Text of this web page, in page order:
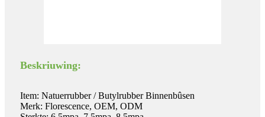
Beskriuwing:
Item: Natuerrubber / Butylrubber Binnenbûsen
Merk: Florescence, OEM, ODM